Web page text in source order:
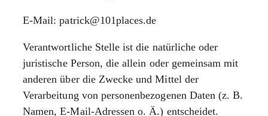
E-Mail: patrick@101places.de
Verantwortliche Stelle ist die natürliche oder
juristische Person, die allein oder gemeinsam mit
anderen über die Zwecke und Mittel der
Verarbeitung von personenbezogenen Daten (z. B.
Namen, E-Mail-Adressen o. Ä.) entscheidet.